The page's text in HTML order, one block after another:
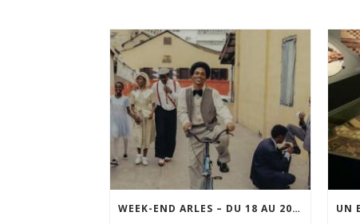
WEEK-END ARLES – DU 18 AU 20 SEPTEMBRE 2026